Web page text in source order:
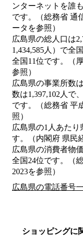
ンターネットを誰
です。（総務省 通
ータを参照）
広島県の総人口は
1,434,585人）で全
全国11位です。（
参照）
広島県の事業所数
数は1,397,102人で
です。（総務省 平
照）
広島県の1人あたり
す。（内閣府 県民
広島県の消費者物
全国24位です。（
2023を参照）
広島県の電話番号
ショッピングに